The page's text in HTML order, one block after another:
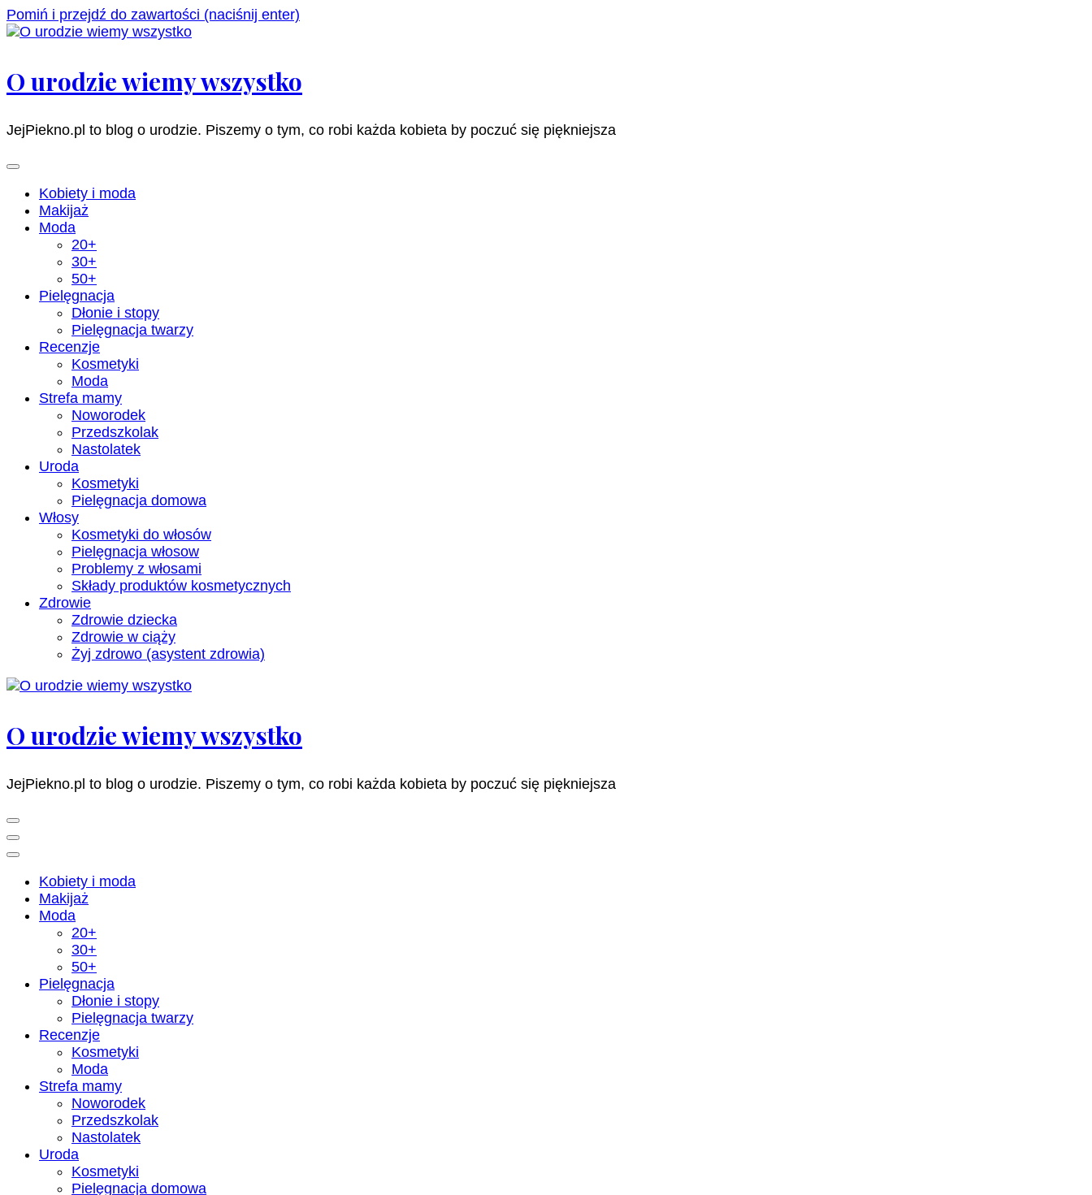
Pomiń i przejdź do zawartości (naciśnij enter)
O urodzie wiemy wszystko
JejPiekno.pl to blog o urodzie. Piszemy o tym, co robi każda kobieta by poczuć się piękniejsza
Kobiety i moda
Makijaż
Moda
20+
30+
50+
Pielęgnacja
Dłonie i stopy
Pielęgnacja twarzy
Recenzje
Kosmetyki
Moda
Strefa mamy
Noworodek
Przedszkolak
Nastolatek
Uroda
Kosmetyki
Pielęgnacja domowa
Włosy
Kosmetyki do włosów
Pielęgnacja włosow
Problemy z włosami
Składy produktów kosmetycznych
Zdrowie
Zdrowie dziecka
Zdrowie w ciąży
Żyj zdrowo (asystent zdrowia)
O urodzie wiemy wszystko
JejPiekno.pl to blog o urodzie. Piszemy o tym, co robi każda kobieta by poczuć się piękniejsza
Kobiety i moda
Makijaż
Moda
20+
30+
50+
Pielęgnacja
Dłonie i stopy
Pielęgnacja twarzy
Recenzje
Kosmetyki
Moda
Strefa mamy
Noworodek
Przedszkolak
Nastolatek
Uroda
Kosmetyki
Pielęgnacja domowa